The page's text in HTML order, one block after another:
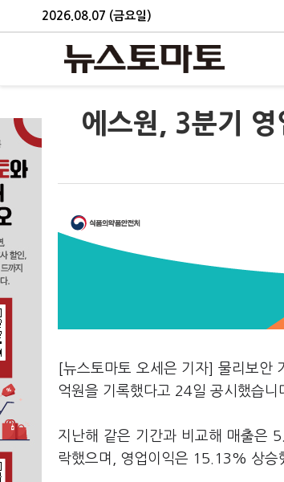
2026.08.07 (금요일)
에스원, 3분기
[뉴스토마토 오세은 기자] 물리보안
억원을 기록했다고 24일 공시했습니
지난해 같은 기간과 비교해 매출은
락했으며, 영업이익은 15.13% 상승